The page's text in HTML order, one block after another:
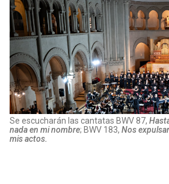
Se escucharán las cantatas BWV 87,
nada en mi nombre; BWV 183, Nos
mis actos.